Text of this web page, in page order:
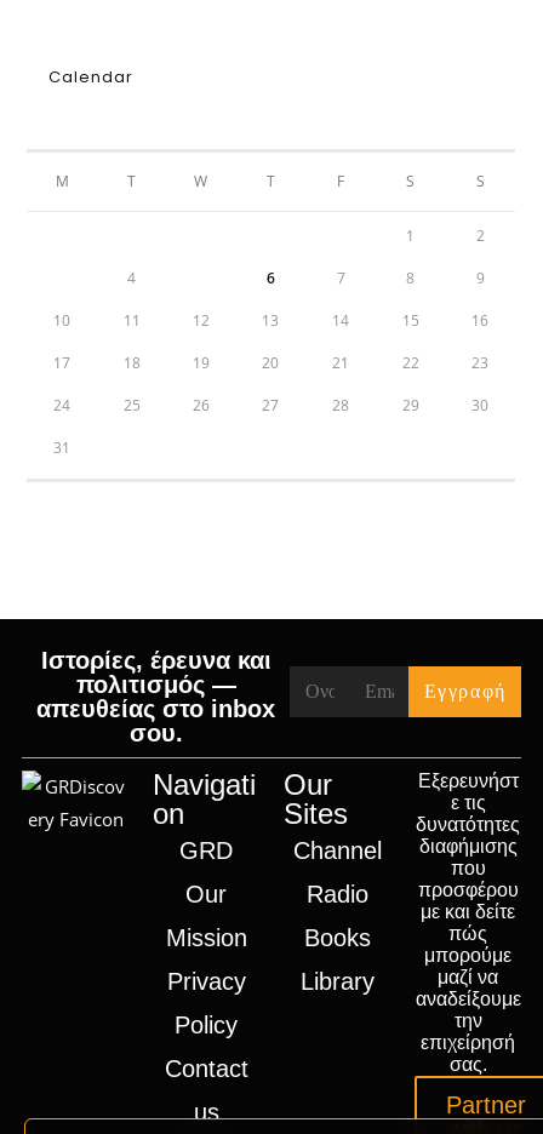
Calendar
M T W T F S S
1 2
4 6 7 8 9
10 11 12 13 14 15 16
17 18 19 20 21 22 23
24 25 26 27 28 29 30
31
Ιστορίες, έρευνα και
πολιτισμός —
απευθείας στο inbox
σου.
Navigati
on
GRD
Our
Mission
Privacy
Policy
Contact
us
Our
Sites
Channel
Radio
Books
Library
Εξερευνήστ
ε τις
δυνατότητες
διαφήμισης
που
προσφέρου
με και δείτε
πώς
μπορούμε
μαζί να
αναδείξουμε
την
επιχείρησή
σας.
Partner